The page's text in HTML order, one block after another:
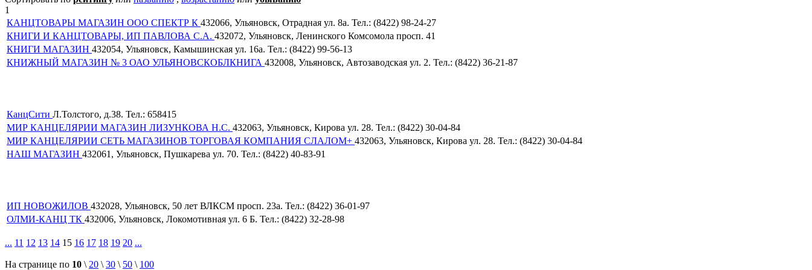
1
КАНЦТОВАРЫ МАГАЗИН ООО СПЕКТР К 432066, Ульяновск, Отрадная ул. 8а. Тел.: (8422) 98-24-27
КНИГИ И КАНЦТОВАРЫ, ИП ПАВЛОВА С.А. 432072, Ульяновск, Ленинского Комсомола просп. 41
КНИГИ МАГАЗИН 432054, Ульяновск, Камышинская ул. 16а. Тел.: (8422) 99-56-13
КНИЖНЫЙ МАГАЗИН № 3 ОАО УЛЬЯНОВСКОБЛКНИГА 432008, Ульяновск, Автозаводская ул. 2. Тел.: (8422) 36-21-87
КанцСити Л.Толстого, д.38. Тел.: 658415
МИР КАНЦЕЛЯРИИ МАГАЗИН ЛИЗУНКОВА Н.С. 432063, Ульяновск, Кирова ул. 28. Тел.: (8422) 30-04-84
МИР КАНЦЕЛЯРИИ СЕТЬ МАГАЗИНОВ ТОРГОВАЯ КОМПАНИЯ СЛАЛОМ+ 432063, Ульяновск, Кирова ул. 28. Тел.: (8422) 30-04-84
НАШ МАГАЗИН 432061, Ульяновск, Пушкарева ул. 70. Тел.: (8422) 40-83-91
ИП НОВОЖИЛОВ 432028, Ульяновск, 50 лет ВЛКСМ просп. 23а. Тел.: (8422) 36-01-97
ОЛМИ-КАНЦ ТК 432006, Ульяновск, Локомотивная ул. 6 Б. Тел.: (8422) 32-28-98
... 11 12 13 14 15 16 17 18 19 20 ...
На странице по 10 \ 20 \ 30 \ 50 \ 100